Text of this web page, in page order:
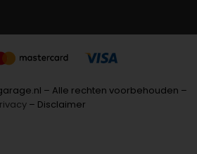
– Alle rechten voorbehouden –
– Disclaimer